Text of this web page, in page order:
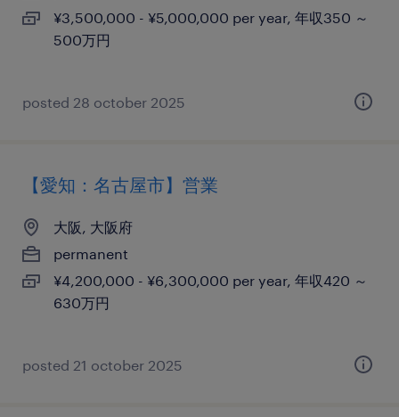
¥3,500,000 - ¥5,000,000 per year, 年収350 ～
500万円
posted 28 october 2025
【愛知：名古屋市】営業
大阪, 大阪府
permanent
¥4,200,000 - ¥6,300,000 per year, 年収420 ～
630万円
posted 21 october 2025